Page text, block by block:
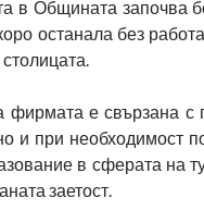
в Общината
останала без
фирмата е свързана
и при необходимост
в сферата на
заетост.